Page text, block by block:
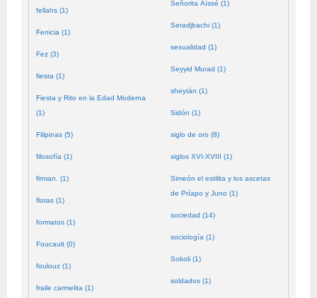
fellahs (1)
Fenicia (1)
Fez (3)
fiesta (1)
Fiesta y Rito en la Edad Moderna
(1)
Filipinas (5)
filosofía (1)
firman. (1)
flotas (1)
formatos (1)
Foucault (0)
foulouz (1)
fraile carmelita (1)
Señorita Aïssé (1)
Seradjbachi (1)
sexualidad (1)
Seyyid Murad (1)
sheytán (1)
Sidón (1)
siglo de oro (8)
siglos XVI-XVIII (1)
Simeón el estilita y los ascetas
de Príapo y Juno (1)
sociedad (14)
sociología (1)
Sokoli (1)
soldados (1)